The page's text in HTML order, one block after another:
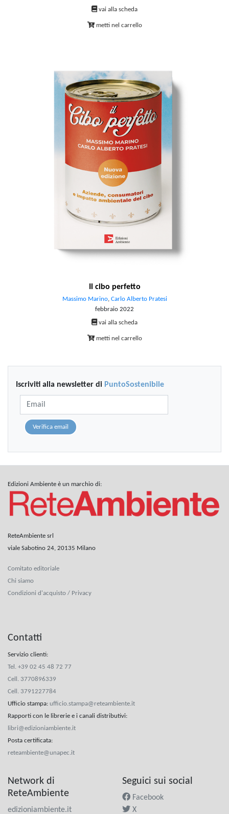
vai alla scheda
metti nel carrello
Il cibo perfetto
Massimo Marino, Carlo Alberto Pratesi
febbraio 2022
vai alla scheda
metti nel carrello
Iscriviti alla newsletter di PuntoSostenibile
Verifica email
Edizioni Ambiente è un marchio di:
ReteAmbiente srl
viale Sabotino 24, 20135 Milano
Comitato editoriale
Chi siamo
Condizioni d'acquisto / Privacy
Contatti
Servizio clienti:
Tel. +39 02 45 48 72 77
Cell. 3770896339
Cell. 3791227784
Ufficio stampa: ufficio.stampa@reteambiente.it
Rapporti con le librerie e i canali distributivi:
libri@edizioniambiente.it
Posta certificata:
reteambiente@unapec.it
Network di
ReteAmbiente
edizioniambiente.it
Seguici sui social
Facebook
X